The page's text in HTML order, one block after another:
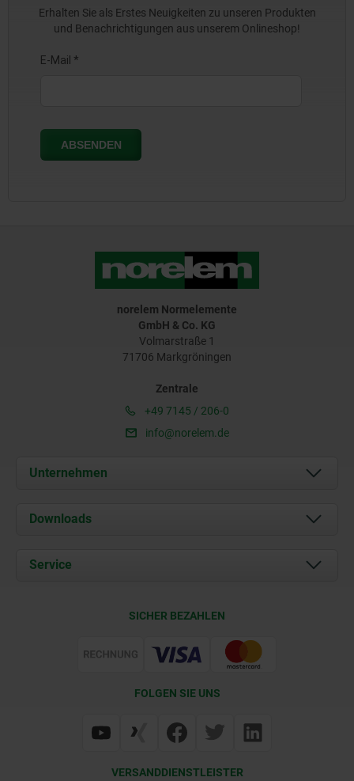
Erhalten Sie als Erstes Neuigkeiten zu unseren Produkten
und Benachrichtigungen aus unserem Onlineshop!
norelem Normelemente
GmbH & Co. KG
Volmarstraße 1
71706 Markgröningen
Zentrale
+49 7145 / 206-0
info@norelem.de
Unternehmen
Über uns
Karriere
Downloads
Dokumente
Service
Web Support
SICHER BEZAHLEN
FOLGEN SIE UNS
VERSANDDIENSTLEISTER